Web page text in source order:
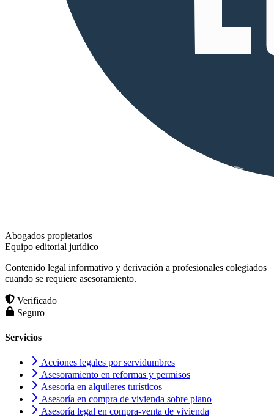
Abogados propietarios
Equipo editorial jurídico
Contenido legal informativo y derivación a profesionales colegiados
cuando se requiere asesoramiento.
Verificado
Seguro
Servicios
Acciones legales por servidumbres
Asesoramiento en reformas y permisos
Asesoría en alquileres turísticos
Asesoría en compra de vivienda sobre plano
Asesoría legal en compra-venta de vivienda